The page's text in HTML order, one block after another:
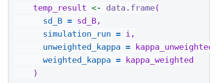
    temp_result
<- data.frame(
sd_B = sd_B,
simulation_run = i,
unweighted_kappa = kappa_unweighted,
weighted_kappa = kappa_weighted
    )